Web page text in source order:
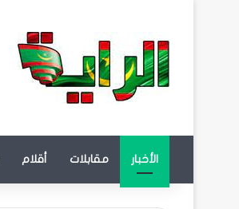
الأخبار مقابلات أقلام